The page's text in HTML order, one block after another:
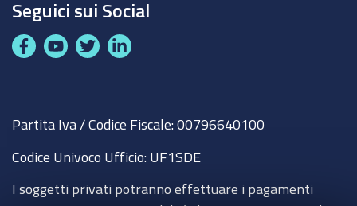
Seguici sui Social
F
b
o
k
Y
u
b
T
t
e
L
e
d
n
Partita Iva / Codice Fiscale: 00796640100
Codice Univoco Ufficio: UF1SDE
I soggetti privati potranno effettuare i pagamenti